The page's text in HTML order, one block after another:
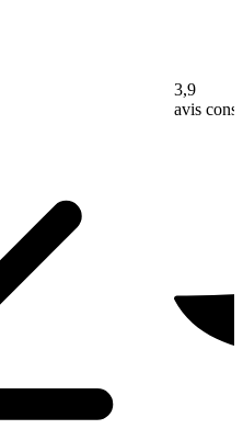
3,9
avis